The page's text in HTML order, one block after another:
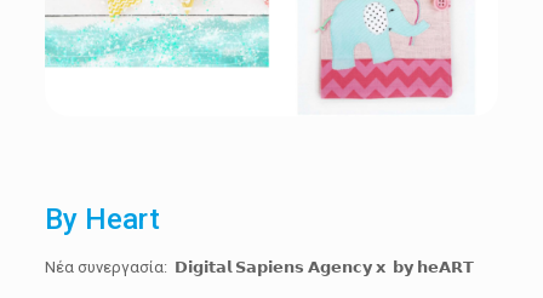
By Heart
Νέα συνεργασία: 𝗗𝗶𝗴𝗶𝘁𝗮𝗹 𝗦𝗮𝗽𝗶𝗲𝗻𝘀 𝗔𝗴𝗲𝗻𝗰𝘆 𝘅 𝗯𝘆 𝗵𝗲𝗔𝗥𝗧